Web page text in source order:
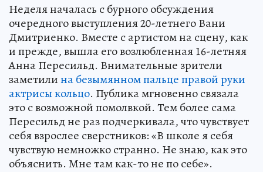
Неделя началась с бурного обсуждения
очередного выступления 20-летнего Вани
Дмитриенко. Вместе с артистом на сцену, как
и прежде, вышла его возлюбленная 16-летняя
Анна Пересильд. Внимательные зрители
заметилина безымянном пальце правой руки
актрисы кольцо. Публика мгновенно связала
это с возможной помолвкой. Тем более сама
Пересильд не раз подчеркивала, что чувствует
себя взрослее сверстников: «В школе я себя
чувствую немножко странно. Не знаю, как это
объяснить. Мне там как-то не по себе».